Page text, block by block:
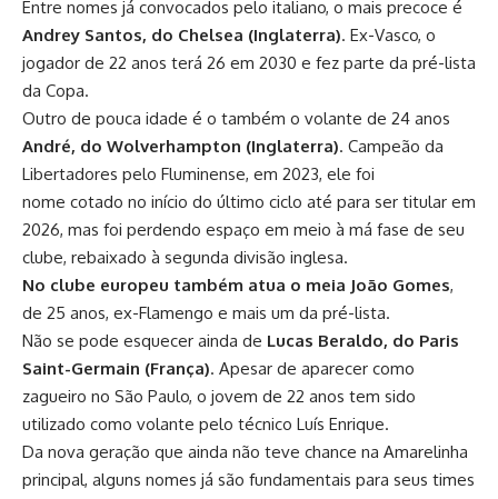
Entre nomes já convocados pelo italiano, o mais precoce é
Andrey Santos, do Chelsea (Inglaterra). Ex-Vasco, o
jogador de 22 anos terá 26 em 2030 e fez parte da pré-lista
da Copa.
Outro de pouca idade é o também o volante de 24 anos
André, do Wolverhampton (Inglaterra). Campeão da
Libertadores pelo Fluminense, em 2023, ele foi
nome cotado no início do último ciclo até para ser titular em
2026, mas foi perdendo espaço em meio à má fase de seu
clube, rebaixado à segunda divisão inglesa.
No clube europeu também atua o meia João Gomes,
de 25 anos, ex-Flamengo e mais um da pré-lista.
Não se pode esquecer ainda de Lucas Beraldo, do Paris
Saint-Germain (França). Apesar de aparecer como
zagueiro no São Paulo, o jovem de 22 anos tem sido
utilizado como volante pelo técnico Luís Enrique.
Da nova geração que ainda não teve chance na Amarelinha
principal, alguns nomes já são fundamentais para seus times